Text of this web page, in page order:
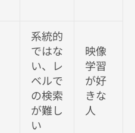
系統的
ではな
い、レ
ベルで
の検索
が難し
い
映像
学習
が好
きな
人